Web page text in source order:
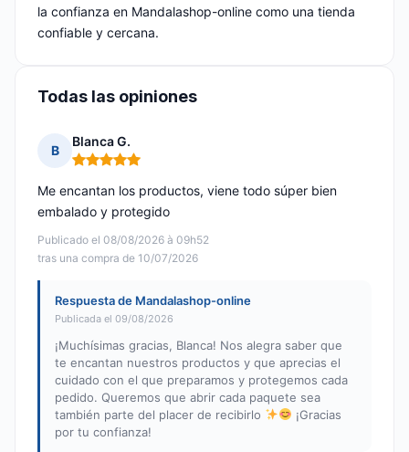
la confianza en Mandalashop-online como una tienda
confiable y cercana.
Todas las opiniones
B
Blanca G.
Nota: 5 de 5
Publicado el 08/08/2026 à 09h52
tras una compra de 10/07/2026
Me encantan los productos, viene todo súper bien
embalado y protegido
Respuesta de Mandalashop-online
Publicada el 09/08/2026
¡Muchísimas gracias, Blanca! Nos alegra saber que
te encantan nuestros productos y que aprecias el
cuidado con el que preparamos y protegemos cada
pedido. Queremos que abrir cada paquete sea
también parte del placer de recibirlo
¡Gracias
por tu confianza!